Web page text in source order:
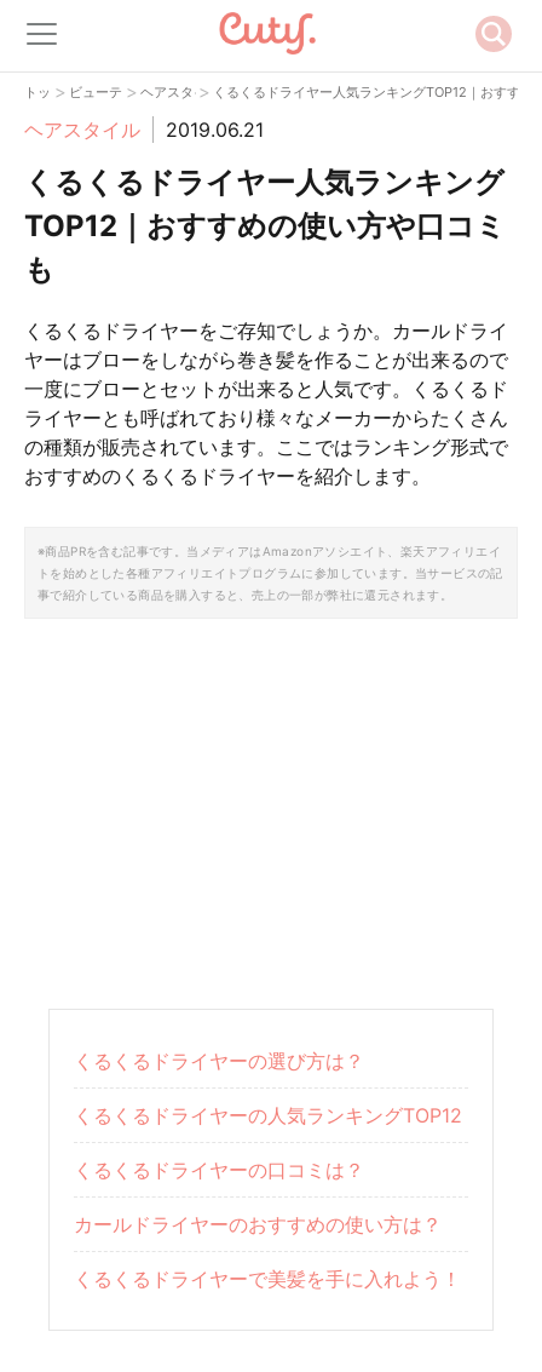
トップ
> ビューティー
> ヘアスタイル
> くるくるドライヤー人気ランキングTOP12｜おすすめ
ヘアスタイル 2019.06.21
くるくるドライヤー人気ランキング
TOP12｜おすすめの使い方や口コミ
も
くるくるドライヤーをご存知でしょうか。カールドライ
ヤーはブローをしながら巻き髪を作ることが出来るので
一度にブローとセットが出来ると人気です。くるくるド
ライヤーとも呼ばれており様々なメーカーからたくさん
の種類が販売されています。ここではランキング形式で
おすすめのくるくるドライヤーを紹介します。
※商品PRを含む記事です。当メディアはAmazonアソシエイト、楽天アフィリエイ
トを始めとした各種アフィリエイトプログラムに参加しています。当サービスの記
事で紹介している商品を購入すると、売上の一部が弊社に還元されます。
くるくるドライヤーの選び方は？
くるくるドライヤーの人気ランキングTOP12
くるくるドライヤーの口コミは？
カールドライヤーのおすすめの使い方は？
くるくるドライヤーで美髪を手に入れよう！